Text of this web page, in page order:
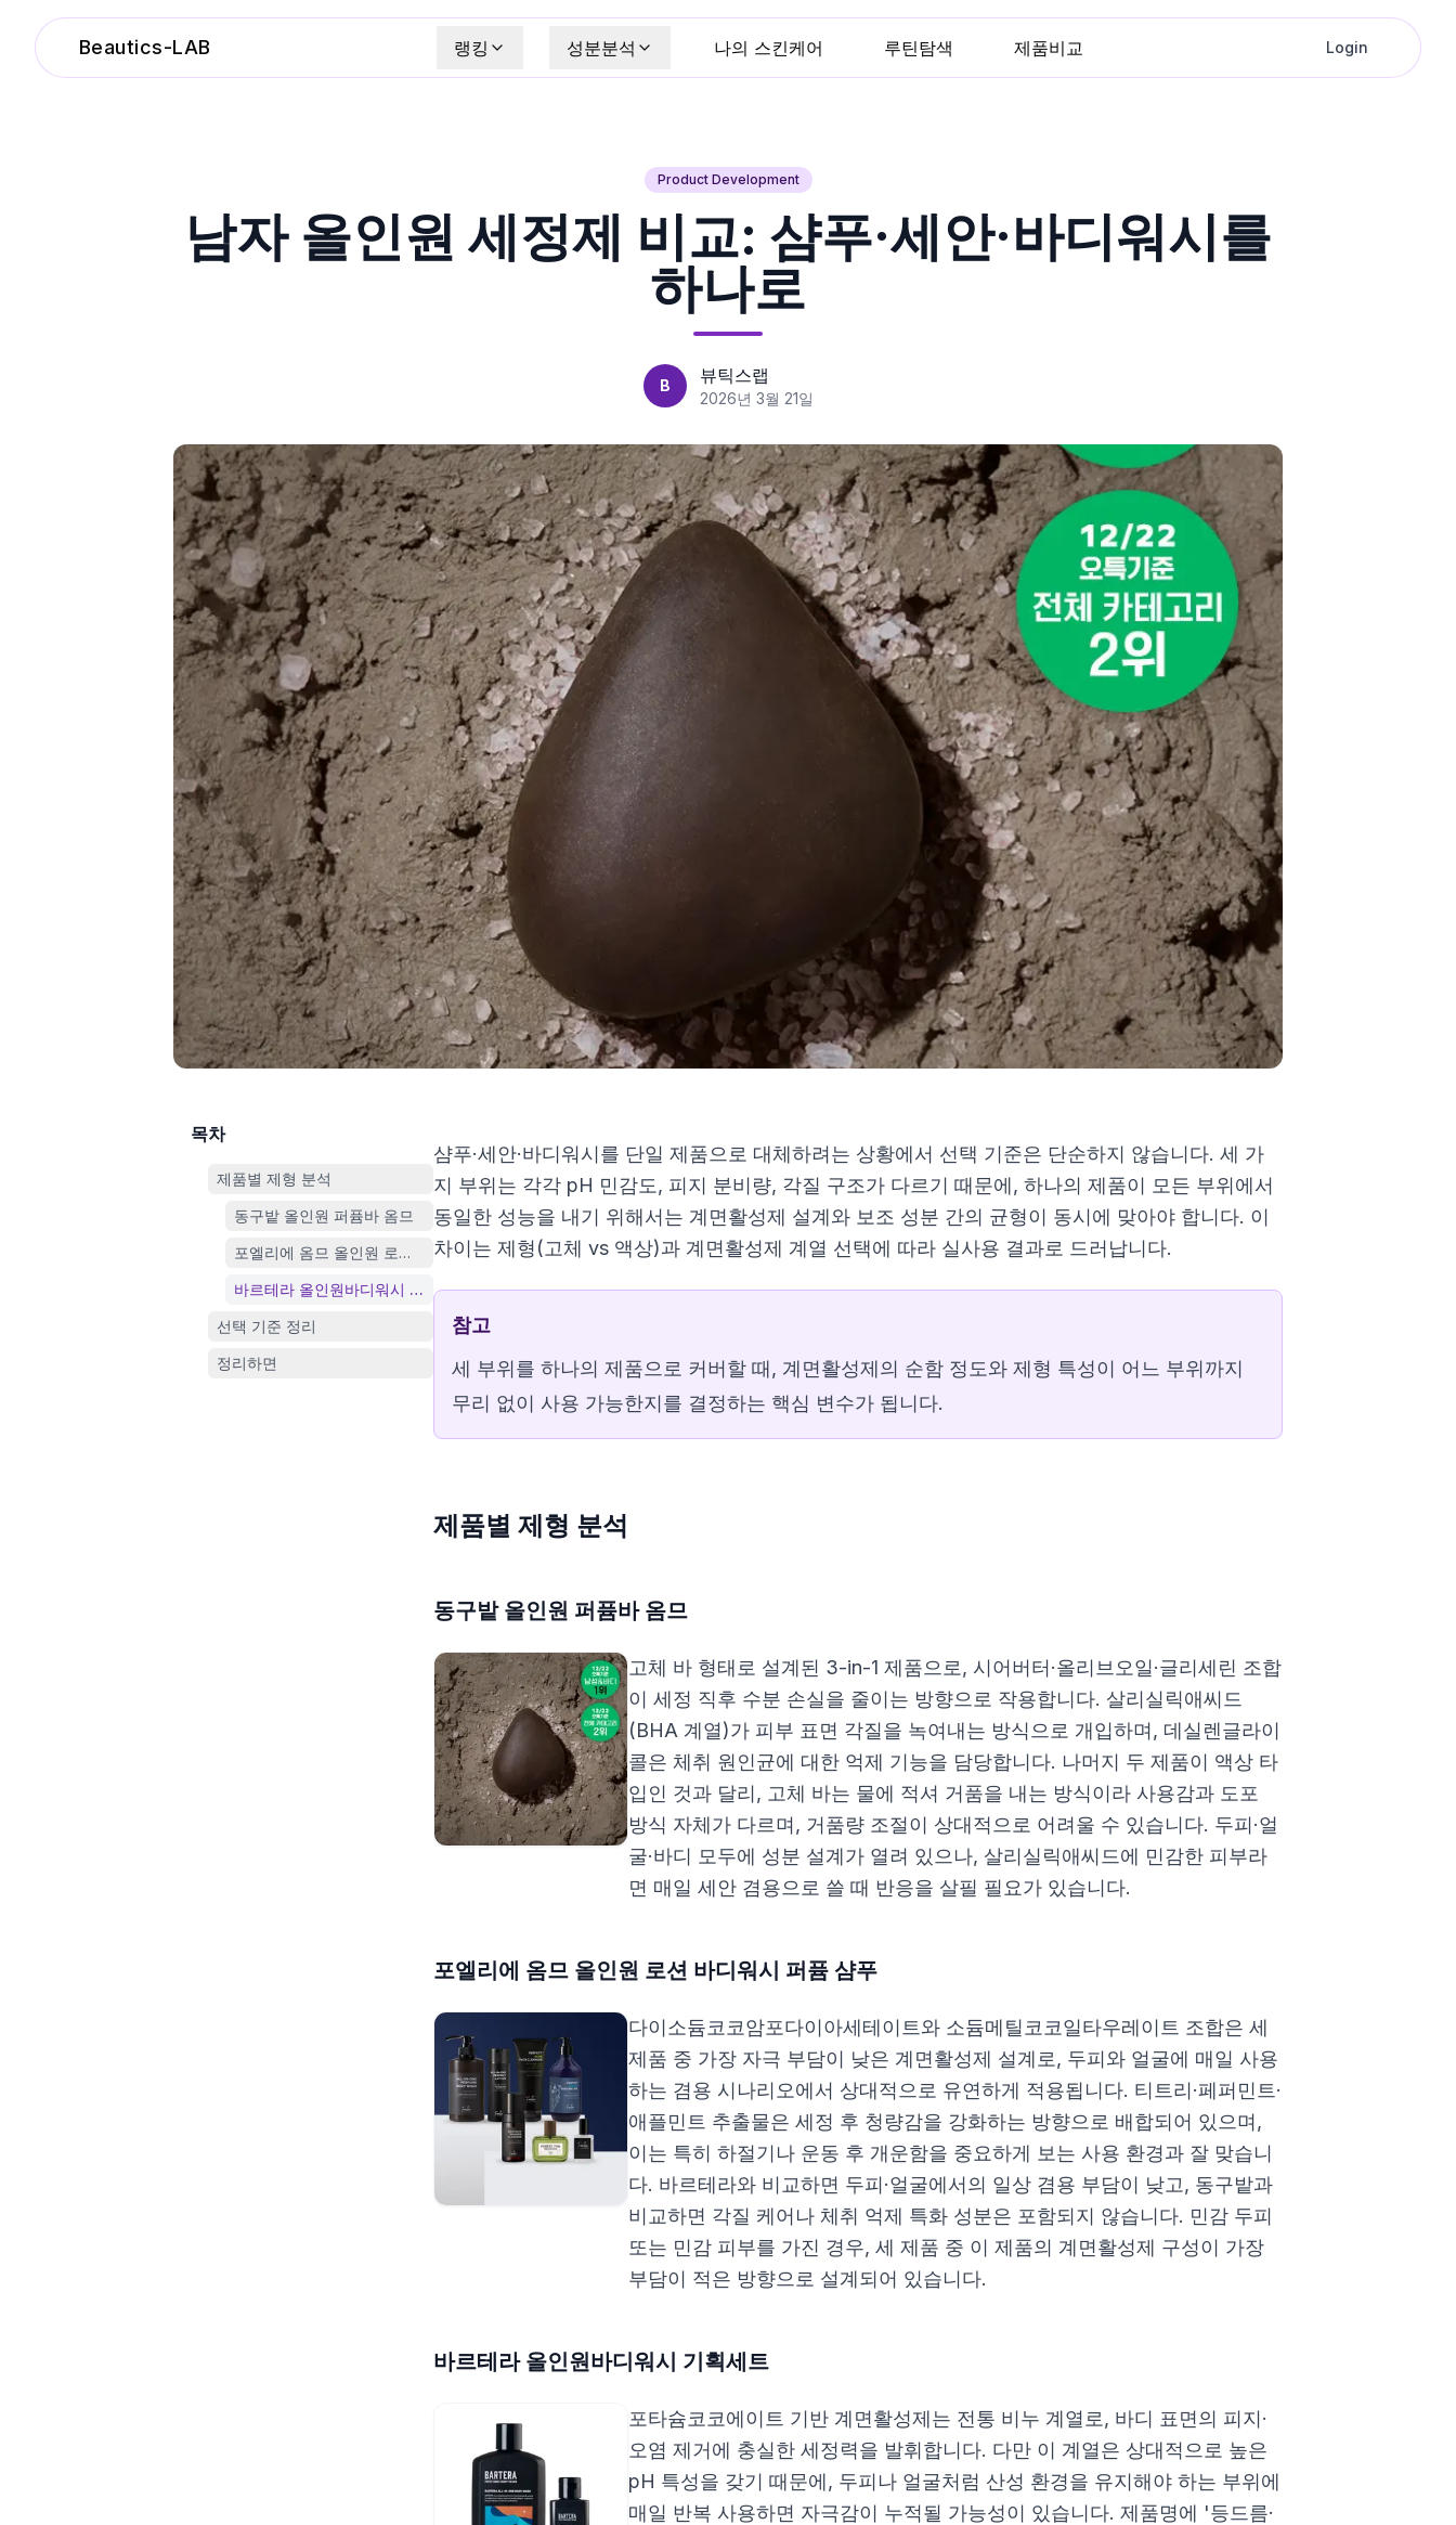
Beautics-LAB 랭킹 성분분석 나의 스킨케어 루틴탐색 제품비교 Login
Product Development
남자 올인원 세정제 비교: 샴푸·세안·바디워시를
하나로
B 뷰틱스랩
2026년 3월 21일
목차
제품별 제형 분석
동구밭 올인원 퍼퓸바 옴므
포엘리에 옴므 올인원 로션 바디워시 퍼퓸 샴푸
바르테라 올인원바디워시 기획세트
선택 기준 정리
정리하면
샴푸·세안·바디워시를 단일 제품으로 대체하려는 상황에서 선택 기준은 단순하지 않습니다. 세 가
지 부위는 각각 pH 민감도, 피지 분비량, 각질 구조가 다르기 때문에, 하나의 제품이 모든 부위에서
동일한 성능을 내기 위해서는 계면활성제 설계와 보조 성분 간의 균형이 동시에 맞아야 합니다. 이
차이는 제형(고체 vs 액상)과 계면활성제 계열 선택에 따라 실사용 결과로 드러납니다.
참고
세 부위를 하나의 제품으로 커버할 때, 계면활성제의 순함 정도와 제형 특성이 어느 부위까지
무리 없이 사용 가능한지를 결정하는 핵심 변수가 됩니다.
제품별 제형 분석
동구밭 올인원 퍼퓸바 옴므
고체 바 형태로 설계된 3-in-1 제품으로, 시어버터·올리브오일·글리세린 조합
이 세정 직후 수분 손실을 줄이는 방향으로 작용합니다. 살리실릭애씨드
(BHA 계열)가 피부 표면 각질을 녹여내는 방식으로 개입하며, 데실렌글라이
콜은 체취 원인균에 대한 억제 기능을 담당합니다. 나머지 두 제품이 액상 타
입인 것과 달리, 고체 바는 물에 적셔 거품을 내는 방식이라 사용감과 도포
방식 자체가 다르며, 거품량 조절이 상대적으로 어려울 수 있습니다. 두피·얼
굴·바디 모두에 성분 설계가 열려 있으나, 살리실릭애씨드에 민감한 피부라
면 매일 세안 겸용으로 쓸 때 반응을 살필 필요가 있습니다.
포엘리에 옴므 올인원 로션 바디워시 퍼퓸 샴푸
다이소듐코코암포다이아세테이트와 소듐메틸코코일타우레이트 조합은 세
제품 중 가장 자극 부담이 낮은 계면활성제 설계로, 두피와 얼굴에 매일 사용
하는 겸용 시나리오에서 상대적으로 유연하게 적용됩니다. 티트리·페퍼민트·
애플민트 추출물은 세정 후 청량감을 강화하는 방향으로 배합되어 있으며,
이는 특히 하절기나 운동 후 개운함을 중요하게 보는 사용 환경과 잘 맞습니
다. 바르테라와 비교하면 두피·얼굴에서의 일상 겸용 부담이 낮고, 동구밭과
비교하면 각질 케어나 체취 억제 특화 성분은 포함되지 않습니다. 민감 두피
또는 민감 피부를 가진 경우, 세 제품 중 이 제품의 계면활성제 구성이 가장
부담이 적은 방향으로 설계되어 있습니다.
바르테라 올인원바디워시 기획세트
포타슘코코에이트 기반 계면활성제는 전통 비누 계열로, 바디 표면의 피지·
오염 제거에 충실한 세정력을 발휘합니다. 다만 이 계열은 상대적으로 높은
pH 특성을 갖기 때문에, 두피나 얼굴처럼 산성 환경을 유지해야 하는 부위에
매일 반복 사용하면 자극감이 누적될 가능성이 있습니다. 제품명에 '등드름·